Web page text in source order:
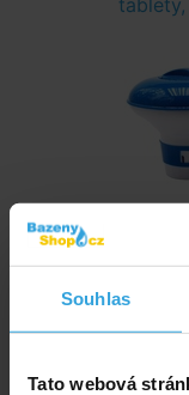
Souhlas
Tato webová